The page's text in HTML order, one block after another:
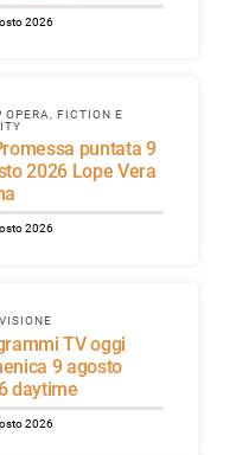
2026
OPERA, FICTION E
2026 Lope Vera
2026
9 agosto
daytime
2026